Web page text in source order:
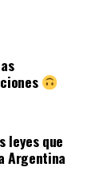
leyes que
Argentina